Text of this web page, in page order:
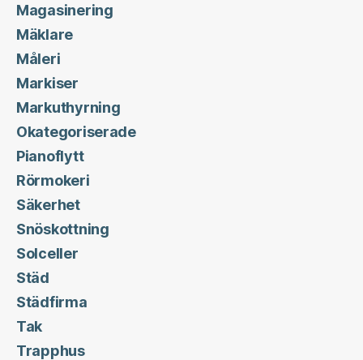
Magasinering
Mäklare
Måleri
Markiser
Markuthyrning
Okategoriserade
Pianoflytt
Rörmokeri
Säkerhet
Snöskottning
Solceller
Städ
Städfirma
Tak
Trapphus